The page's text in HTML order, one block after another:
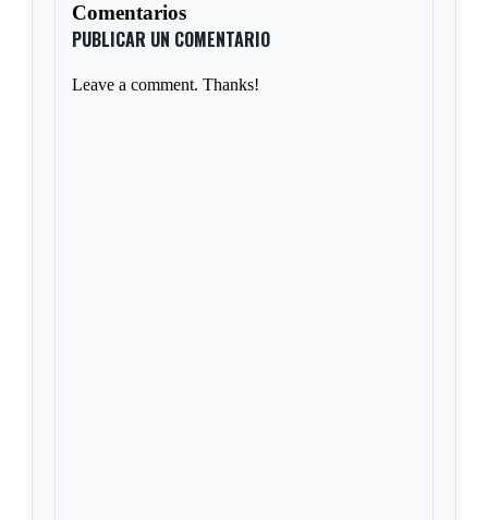
Comentarios
PUBLICAR UN COMENTARIO
Leave a comment. Thanks!